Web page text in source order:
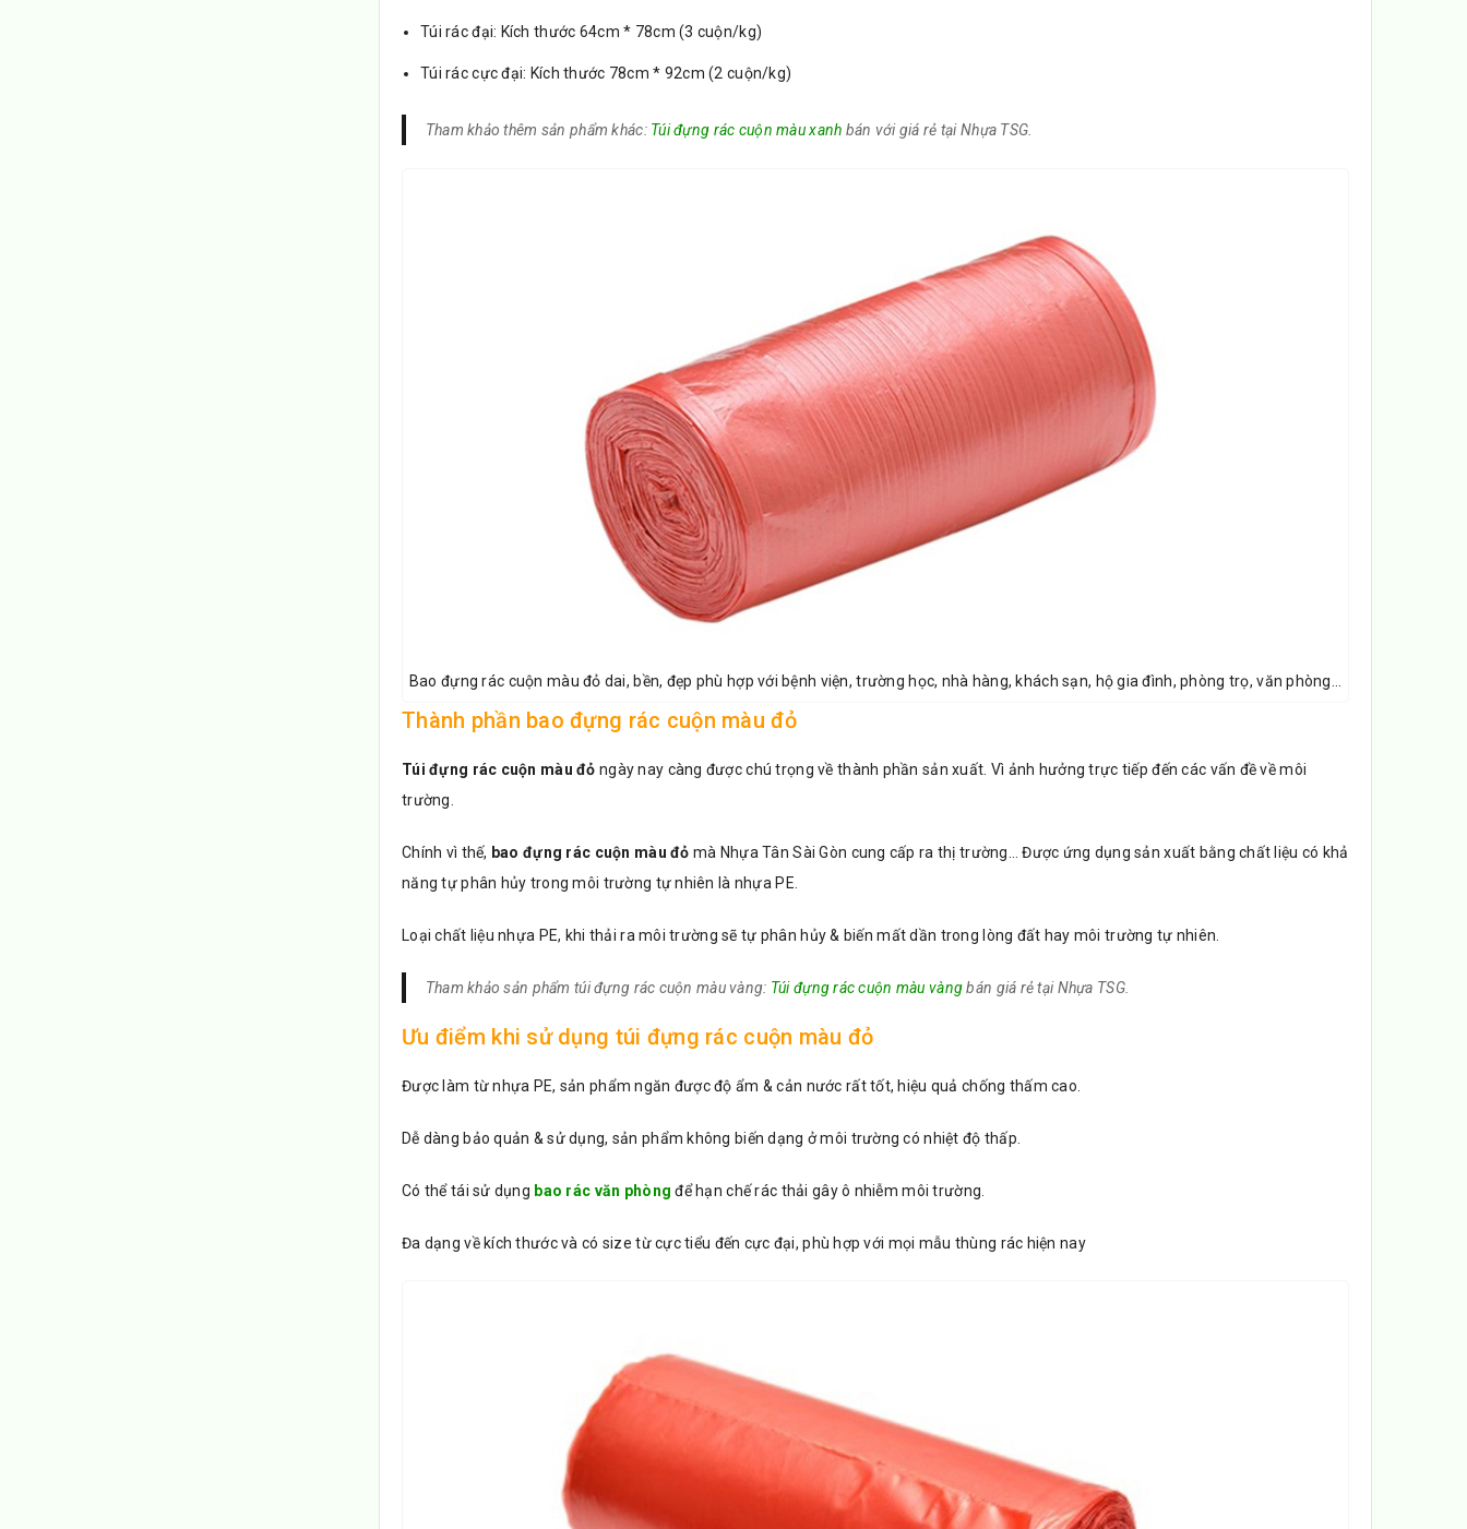
Túi rác đại: Kích thước 64cm * 78cm (3 cuộn/kg)
Túi rác cực đại: Kích thước 78cm * 92cm (2 cuộn/kg)
Tham khảo thêm sản phẩm khác: Túi đựng rác cuộn màu xanh bán với giá rẻ tại Nhựa TSG.
Bao đựng rác cuộn màu đỏ dai, bền, đẹp phù hợp với bệnh viện, trường học, nhà hàng, khách sạn, hộ gia đình, phòng trọ, văn phòng…
Thành phần bao đựng rác cuộn màu đỏ
Túi đựng rác cuộn màu đỏ ngày nay càng được chú trọng về thành phần sản xuất. Vì ảnh hưởng trực tiếp đến các vấn đề về môi
trường.
Chính vì thế, bao đựng rác cuộn màu đỏ mà Nhựa Tân Sài Gòn cung cấp ra thị trường… Được ứng dụng sản xuất bằng chất liệu có khả
năng tự phân hủy trong môi trường tự nhiên là nhựa PE.
Loại chất liệu nhựa PE, khi thải ra môi trường sẽ tự phân hủy & biến mất dần trong lòng đất hay môi trường tự nhiên.
Tham khảo sản phẩm túi đựng rác cuộn màu vàng: Túi đựng rác cuộn màu vàngbán giá rẻ tại Nhựa TSG.
Ưu điểm khi sử dụng túi đựng rác cuộn màu đỏ
Được làm từ nhựa PE, sản phẩm ngăn được độ ẩm & cản nước rất tốt, hiệu quả chống thấm cao.
Dễ dàng bảo quản & sử dụng, sản phẩm không biến dạng ở môi trường có nhiệt độ thấp.
Có thể tái sử dụng bao rác văn phòng để hạn chế rác thải gây ô nhiễm môi trường.
Đa dạng về kích thước và có size từ cực tiểu đến cực đại, phù hợp với mọi mẫu thùng rác hiện nay